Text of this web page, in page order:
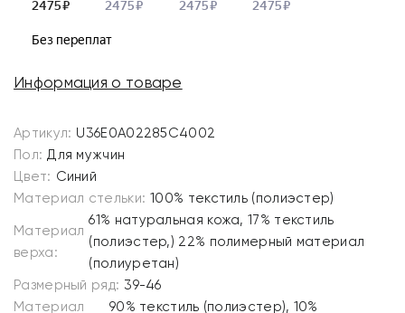
Информация о товаре
Артикул: U36E0A02285C4002
Пол: Для мужчин
Цвет: Синий
Материал стельки: 100% текстиль (полиэстер)
Материал
верха:
61% натуральная кожа, 17% текстиль
(полиэстер,) 22% полимерный материал
(полиуретан)
Размерный ряд: 39-46
Материал
90% текстиль (полиэстер), 10%